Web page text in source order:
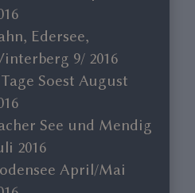
Edersee,
9/ 2016
Soest August
See und Mendig
2016
April/Mai